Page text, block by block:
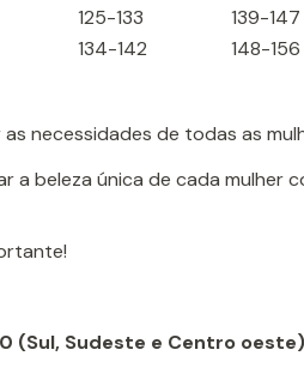
125-133
139-147
134-142 148-156
necessidades de todas as
a beleza única de cada mulher
(Sul, Sudeste e Centro oeste)